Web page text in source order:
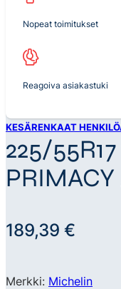
Nopeat toimitukset
Reagoiva asiakastuki
KESÄRENKAAT
225/
189,39 €
Merkki: Michelin